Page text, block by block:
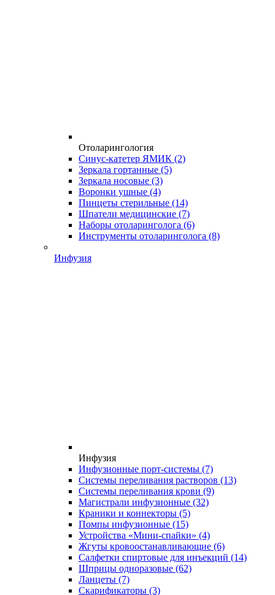
Отоларингология
Синус-катетер ЯМИК (2)
Зеркала гортанные (5)
Зеркала носовые (3)
Воронки ушные (4)
Пинцеты стерильные (14)
Шпатели медицинские (7)
Наборы отоларинголога (6)
Инструменты отоларинголога (8)
Инфузия
Инфузия
Инфузионные порт-системы (7)
Системы переливания растворов (13)
Системы переливания крови (9)
Магистрали инфузионные (32)
Краники и коннекторы (5)
Помпы инфузионные (15)
Устройства «Мини-спайки» (4)
Жгуты кровоостанавливающие (6)
Салфетки спиртовые для инъекций (14)
Шприцы одноразовые (62)
Ланцеты (7)
Скарификаторы (3)